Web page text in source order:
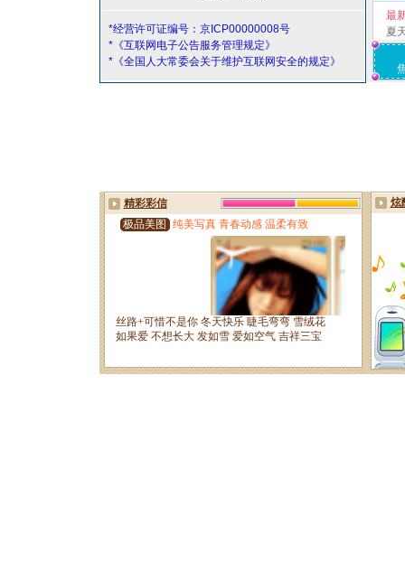
*经营许可证编号：京ICP00000008号
*《互联网电子公告服务管理规定》
*《全国人大常委会关于维护互联网安全的规定》
最
夏